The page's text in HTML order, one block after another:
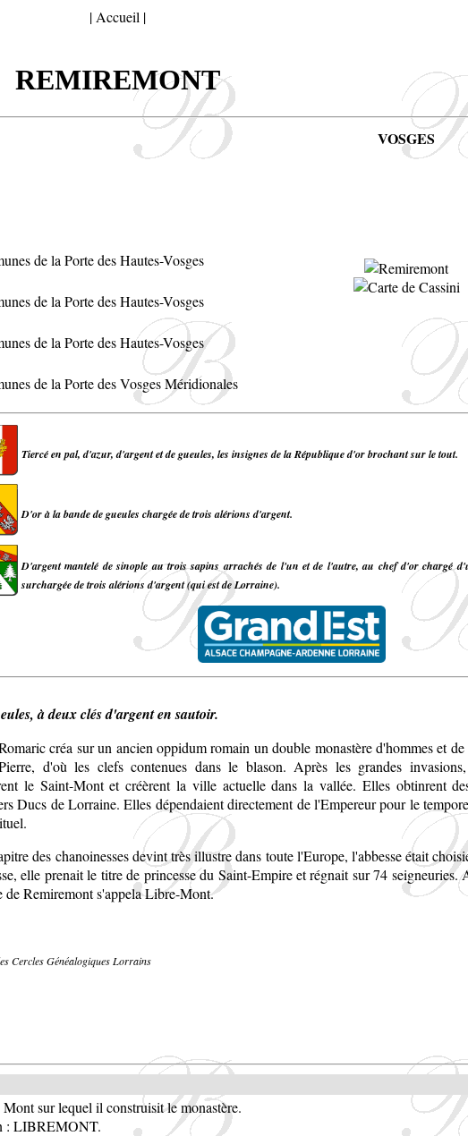
| Accueil |
REMIREMONT
VOSGES
de la Porte des Hautes-Vosges
de la Porte des Hautes-Vosges
de la Porte des Hautes-Vosges
de la Porte des Vosges Méridionales
Tiercé en pal, d'azur, d'argent et de gueules, les insignes de la République d'or brochant sur le tout.
D'or à la bande de gueules chargée de trois alérions d'argent.
D'argent mantelé de sinople au trois sapins arrachés de l'un et de l'autre, au chef d'or chargé
surchargée de trois alérions d'argent (qui est de Lorraine).
à deux clés d'argent en sautoir.
créa sur un ancien oppidum romain un double monastère d'hommes et de
d'où les clefs contenues dans le blason. Après les grandes
le Saint-Mont et créèrent la ville actuelle dans la vallée. Elles obtinrent
Ducs de Lorraine. Elles dépendaient directement de l'Empereur pour le
des chanoinesses devint très illustre dans toute l'Europe, l'abbesse était
elle prenait le titre de princesse du Saint-Empire et régnait sur 74 seigneuries.
de Remiremont s'appela Libre-Mont.
Cercles Généalogiques Lorrains
sur lequel il construisit le monastère.
: LIBREMONT.